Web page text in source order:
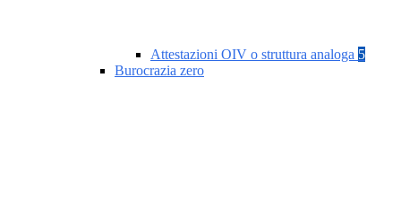
Attestazioni OIV o struttura analoga 5
Burocrazia zero